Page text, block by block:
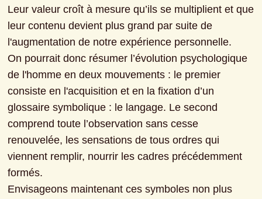
Leur valeur croît à mesure qu’ils se multiplient et que
leur contenu devient plus grand par suite de
l'augmentation de notre expérience personnelle.
On pourrait donc résumer l’évolution psychologique
de l'homme en deux mouvements : le premier
consiste en l'acquisition et en la fixation d’un
glossaire symbolique : le langage. Le second
comprend toute l’observation sans cesse
renouvelée, les sensations de tous ordres qui
viennent remplir, nourrir les cadres précédemment
formés.
Envisageons maintenant ces symboles non plus